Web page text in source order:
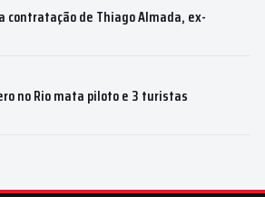
contratação de Thiago Almada, ex-
no Rio mata piloto e 3 turistas